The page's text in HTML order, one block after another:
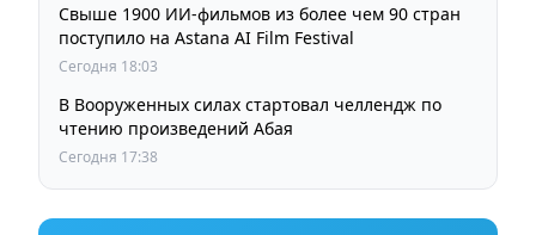
Свыше 1900 ИИ-фильмов из более чем 90 стран
поступило на Astana AI Film Festival
Сегодня 18:03
В Вооруженных силах стартовал челлендж по
чтению произведений Абая
Сегодня 17:38